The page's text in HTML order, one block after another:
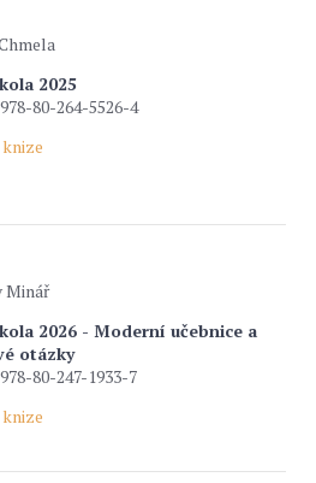
2025
80-264-5526-4
Minář
2026 - Moderní učebnice a
otázky
80-247-1933-7